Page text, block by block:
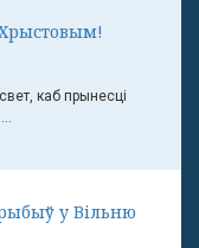
каб прынесці
у Вільню